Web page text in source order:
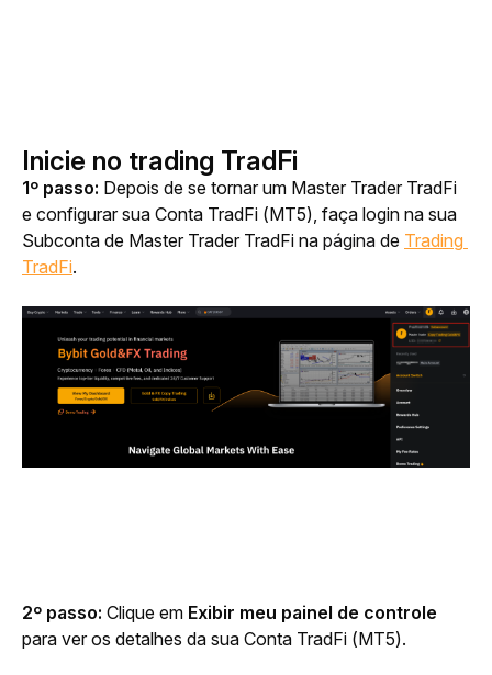
Inicie no trading TradFi
1º passo: Depois de se tornar um Master Trader TradFi
e configurar sua Conta TradFi (MT5), faça login na sua
Subconta de Master Trader TradFi na página de Trading
TradFi.
2º passo: Clique em
para ver os detalhes da sua Conta TradFi (MT5).